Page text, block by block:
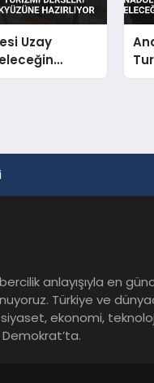
Uzay
anlayışıyla en
Türkiye ve
ekonomi,